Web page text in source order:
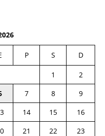
P S D
1
2
7 8
9
14 15
16
21 22
23